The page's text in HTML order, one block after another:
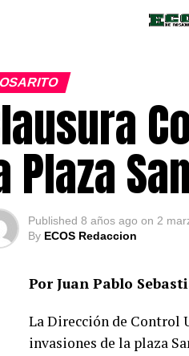
Plaza
Published 8 años ago on 2
By ECOS Redaccion
Por Juan Pablo
La Dirección de Control
invasiones de la plaza